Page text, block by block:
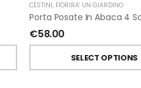
CESTINI, FIORIRA' UN GIARDINO
€58.00
SELECT OPTIONS